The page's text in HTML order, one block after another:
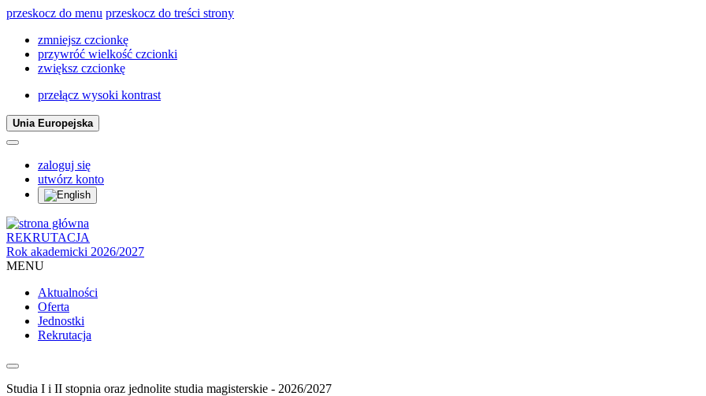
przeskocz do menu przeskocz do treści strony
zmniejsz czcionkę
przywróć wielkość czcionki
zwiększ czcionkę
przełącz wysoki kontrast
Unia Europejska
zaloguj się
utwórz konto
REKRUTACJA
Rok akademicki 2026/2027
MENU
Aktualności
Oferta
Jednostki
Rekrutacja
Studia I i II stopnia oraz jednolite studia magisterskie - 2026/2027